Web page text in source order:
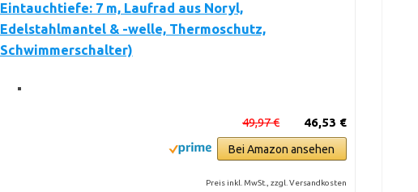
Eintauchtiefe: 7 m, Laufrad aus Noryl,
Edelstahlmantel & -welle, Thermoschutz,
Schwimmerschalter)
46,53 €
49,97 €
Bei Amazon ansehen
Preis inkl. MwSt., zzgl. Versandkosten